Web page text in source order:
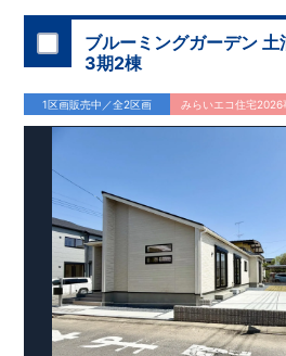
優れた断熱等性能５を取得！​ ​そ
り、
性能に特化した住宅です！
2（3）LDKの間取りプラン採用！​
族構成の変化に対応可能な可変型プラ
ト付き！ ​ ​◆充実した設備！ ​
冬で
雨の日でも洗濯物が干せる
付き！​食洗機付きシステムキッチ
問わずご案内可能です！​お気軽にお
ブルーミングガーデン 土
3期2棟
1区画販売中／全2区画 みらいエコ住宅2026